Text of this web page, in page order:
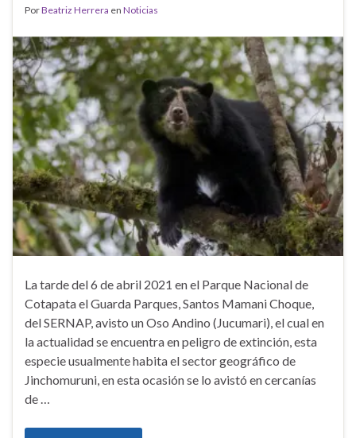
PorBeatriz Herrera en Noticias
La tarde del 6 de abril 2021 en el Parque Nacional de
Cotapata el Guarda Parques, Santos Mamani Choque,
del SERNAP, avisto un Oso Andino (Jucumari), el cual en
la actualidad se encuentra en peligro de extinción, esta
especie usualmente habita el sector geográfico de
Jinchomuruni, en esta ocasión se lo avistó en cercanías
de …